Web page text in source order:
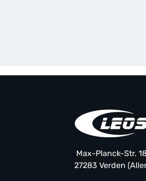
Max-Planck-Str.
27283 Verden